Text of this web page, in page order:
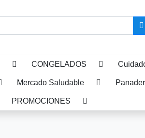
CONGELADOS
Mercado Saludable
PROMOCIONES